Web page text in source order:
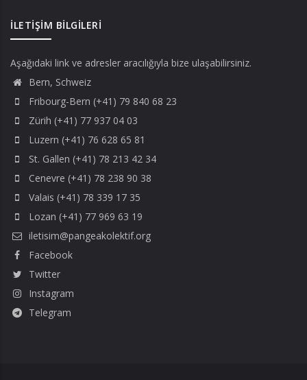
İLETIŞIM BILGILERI
Aşağıdaki link ve adresler aracılığıyla bize ulaşabilirsiniz.
Bern, Schweiz
Fribourg-Bern (+41) 79 840 68 23
Zürih (+41) 77 937 04 03
Luzern (+41) 76 628 65 81
St. Gallen (+41) 78 213 42 34
Cenevre (+41) 78 238 90 38
Valais (+41) 78 339 17 35
Lozan (+41) 77 969 63 19
iletisim@pangeakolektif.org
Facebook
Twitter
Instagram
Telegram